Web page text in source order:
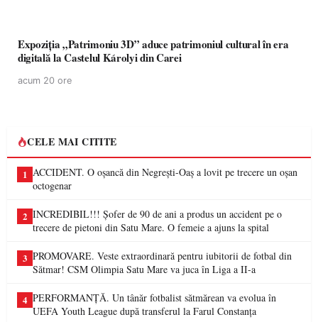
Expoziția „Patrimoniu 3D” aduce patrimoniul cultural în era
digitală la Castelul Károlyi din Carei
acum 20 ore
CELE MAI CITITE
1 ACCIDENT. O oșancă din Negrești-Oaș a lovit pe trecere un oșan
octogenar
2 INCREDIBIL!!! Șofer de 90 de ani a produs un accident pe o
trecere de pietoni din Satu Mare. O femeie a ajuns la spital
3 PROMOVARE. Veste extraordinară pentru iubitorii de fotbal din
Sătmar! CSM Olimpia Satu Mare va juca în Liga a II-a
4 PERFORMANȚĂ. Un tânăr fotbalist sătmărean va evolua în
UEFA Youth League după transferul la Farul Constanța